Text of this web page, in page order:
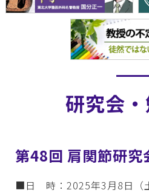
研究会
第48回 肩関節研究
■日 時：2025年3月8日（